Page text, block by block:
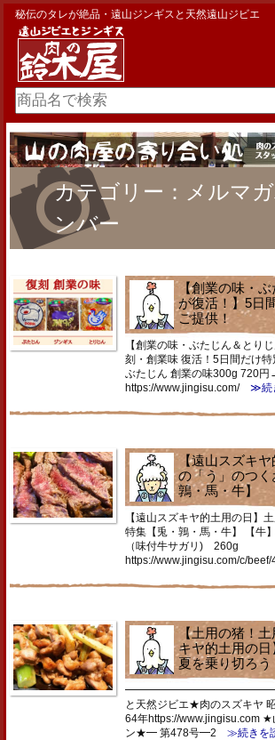
秘伝のタレが絶品・遠山ジンギスと天然遠山ジビエ
カテゴリー：メルマ
ンバー
【創業の味・
が復活！】5日
ご提供！
【創業の味・ぶたじん＆とり
刻・創業味 復活！5日間だけ
ぶたじん 創業の味300g 720円
https://www.jingisu.com/≫続
【遠山スズキ
の「う」のつく
鶉・馬・牛】
【遠山スズキヤ的土用の日】
特集【兎・鶉・馬・牛】 【牛
（味付牛サガリ) 260g
https://www.jingisu.com/c/
【土用の猪！
キヤ的土用の
夏を乗り切ろう
と天然ジビエ★肉のスズキヤ
64年https://www.jingisu.com ★
ン★━ 第478号━2
≫続きを